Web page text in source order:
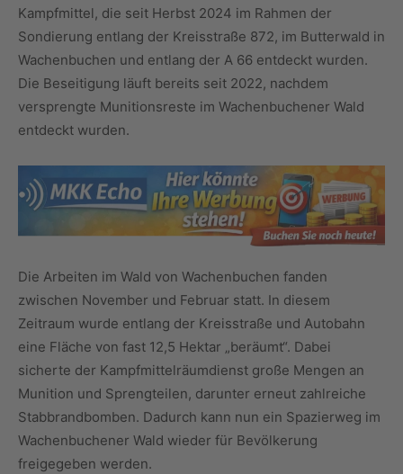
Kampfmittel, die seit Herbst 2024 im Rahmen der
Sondierung entlang der Kreisstraße 872, im Butterwald in
Wachenbuchen und entlang der A 66 entdeckt wurden.
Die Beseitigung läuft bereits seit 2022, nachdem
versprengte Munitionsreste im Wachenbuchener Wald
entdeckt wurden.
Die Arbeiten im Wald von Wachenbuchen fanden
zwischen November und Februar statt. In diesem
Zeitraum wurde entlang der Kreisstraße und Autobahn
eine Fläche von fast 12,5 Hektar „beräumt“. Dabei
sicherte der Kampfmittelräumdienst große Mengen an
Munition und Sprengteilen, darunter erneut zahlreiche
Stabbrandbomben. Dadurch kann nun ein Spazierweg im
Wachenbuchener Wald wieder für Bevölkerung
freigegeben werden.